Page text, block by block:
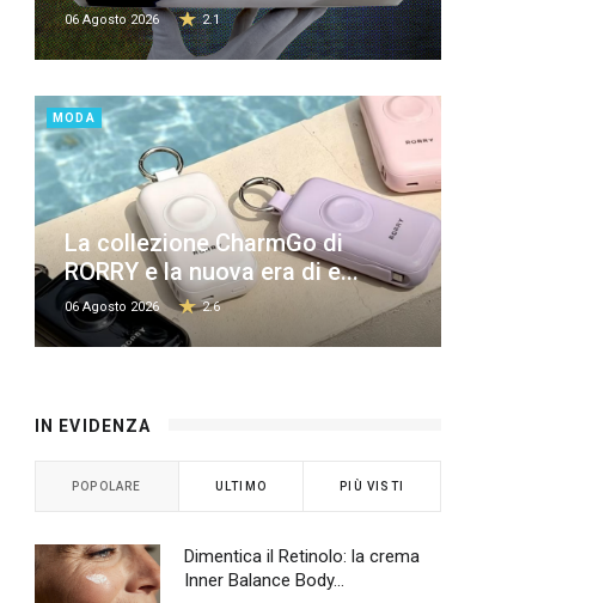
06 Agosto 2026 2.1
MODA
La collezione CharmGo di
RORRY e la nuova era di e...
06 Agosto 2026 2.6
IN EVIDENZA
POPOLARE ULTIMO PIÙ VISTI
Dimentica il Retinolo: la crema
Inner Balance Body...